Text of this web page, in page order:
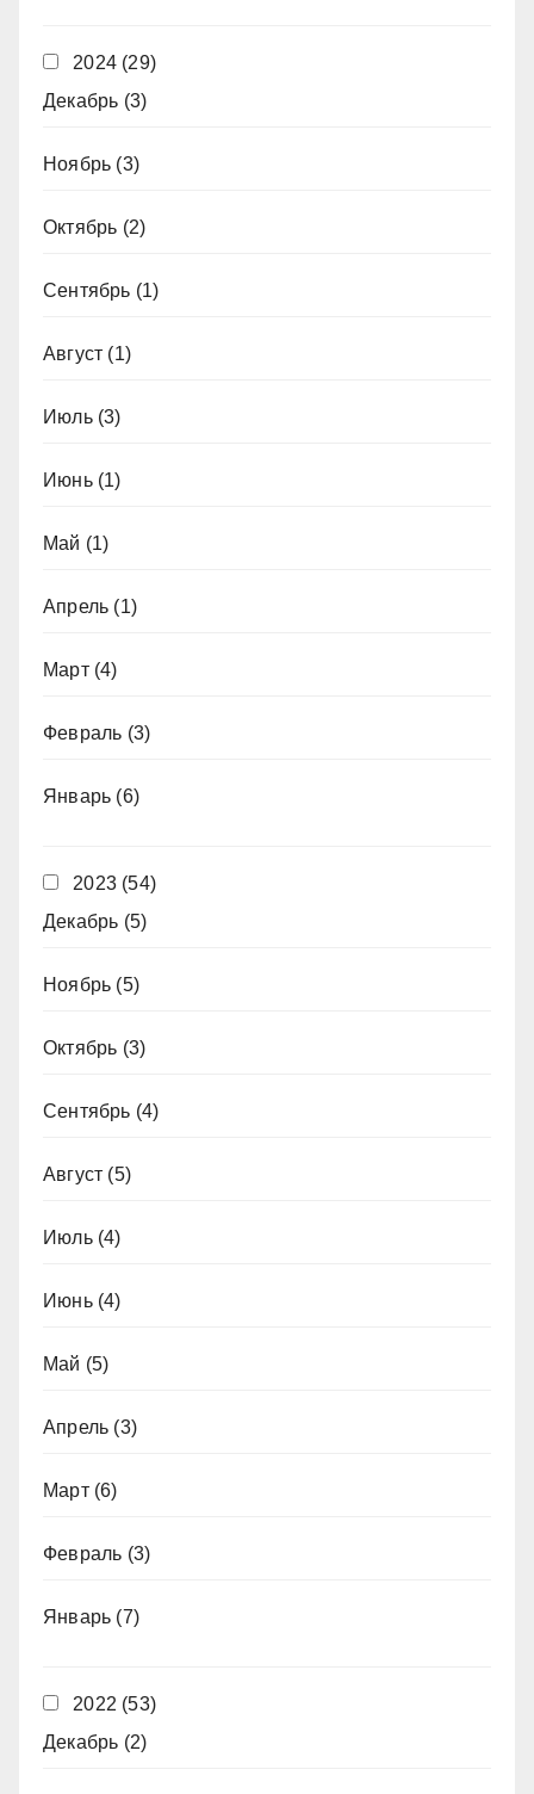
2024 (29)
Декабрь (3)
Ноябрь (3)
Октябрь (2)
Сентябрь (1)
Август (1)
Июль(3)
Июнь(1)
Май (1)
Апрель (1)
Март(4)
Февраль (3)
Январь (6)
2023 (54)
Декабрь (5)
Ноябрь (5)
Октябрь (3)
Сентябрь (4)
Август (5)
Июль(4)
Июнь(4)
Май (5)
Апрель (3)
Март(6)
Февраль (3)
Январь (7)
2022 (53)
Декабрь (2)